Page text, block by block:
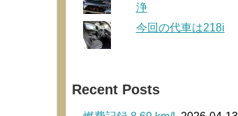
浄
今回の代車は218i
Recent Posts